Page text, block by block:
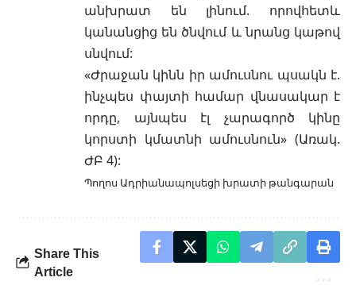
անխրատ են լինում. որովհետև
կանանցից են ծնվում և նրանց կաթով
սնվում:
«Ժրաջան կինն իր ամուսնու պսակն է.
ինչպես փայտի համար վնասակար է
որդը, այնպես էլ չարագործ կինը
կորստի կմատնի ամուսնուն» (Առակ.
ԺԲ 4):
Պողոս Ադրիանապոլսեցի խրատի թանգարան
Share This
Article